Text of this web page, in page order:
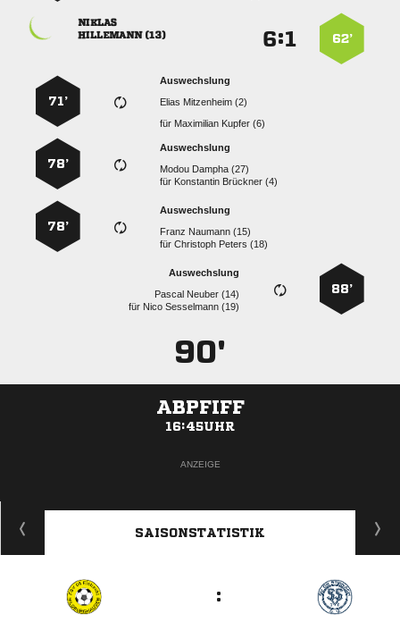
62’
:

 
Auswechslung
  
für   
71’
Auswechslung
  
für   
78’
Auswechslung
  
für  
78’
88’
Auswechslung
  
für   
90'
ABPFIFF
16:45UHR
ANZEIGE
SAISONSTATISTIK
: